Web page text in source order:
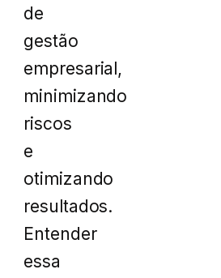
de
gestão
empresarial,
minimizando
riscos
e
otimizando
resultados.
Entender
essa